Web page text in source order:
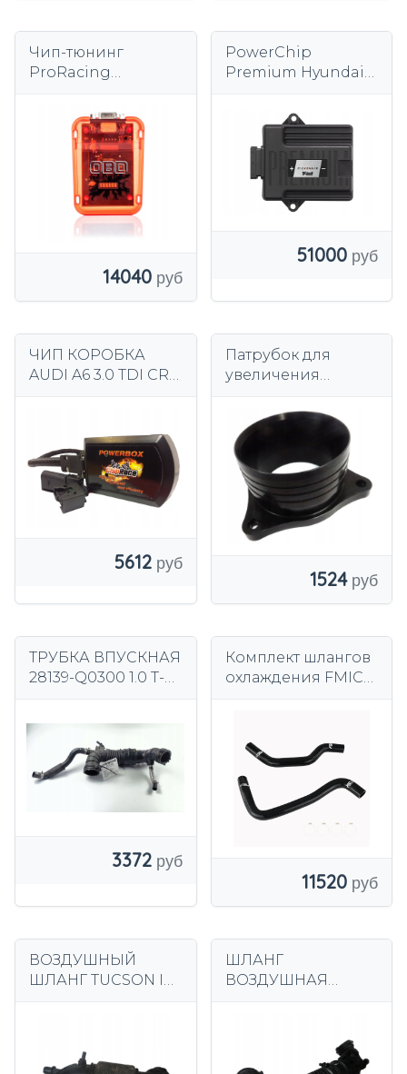
Чип-тюнинг
ProRacing
Европейский
14040
PowerChip
Premium Hyundai
T-GDi 150 км 110 кВт
51000
ЧИП КОРОБКА
AUDI A6 3.0 TDI CR
5612
Патрубок для
увеличения
выхода Hyundai
i30N
1524
ТРУБКА ВПУСКНАЯ
28139-Q0300 1.0 T-
3372
Комплект шлангов
охлаждения FMIC
11520
ВОЗДУШНЫЙ
ШЛАНГ TUCSON IV
ШЛАНГ
ВОЗДУШНАЯ